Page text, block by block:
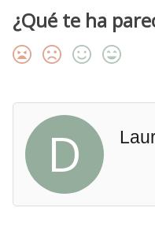
¿Qué te ha
D